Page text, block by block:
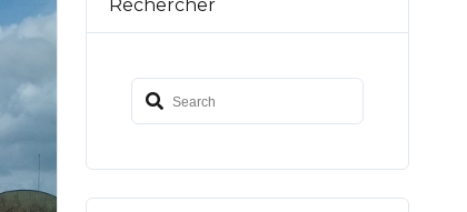
Rechercher